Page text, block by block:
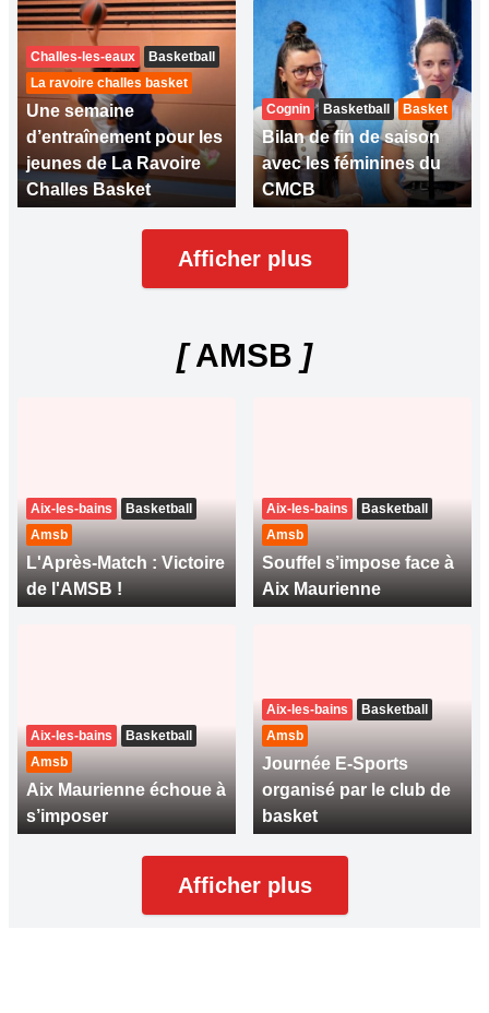
Challes-les-eaux
Basketball
La ravoire challes basket
Une semaine
d’entraînement pour les
jeunes de La Ravoire
Challes Basket
Cognin Basketball Basket
Bilan de fin de saison
avec les féminines du
CMCB
Afficher plus
[AMSB ]
Aix-les-bains
Basketball
Amsb
L'Après-Match : Victoire
de l'AMSB !
Aix-les-bains
Basketball
Amsb
Souffel s’impose face à
Aix Maurienne
Aix-les-bains
Basketball
Amsb
Aix Maurienne échoue à
s’imposer
Aix-les-bains
Basketball
Amsb
Journée E-Sports
organisé par le club de
basket
Afficher plus